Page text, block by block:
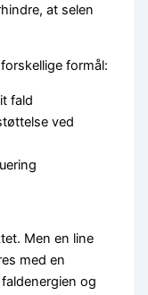
at selen
formål:
fald
ved
Men en line
med en
og